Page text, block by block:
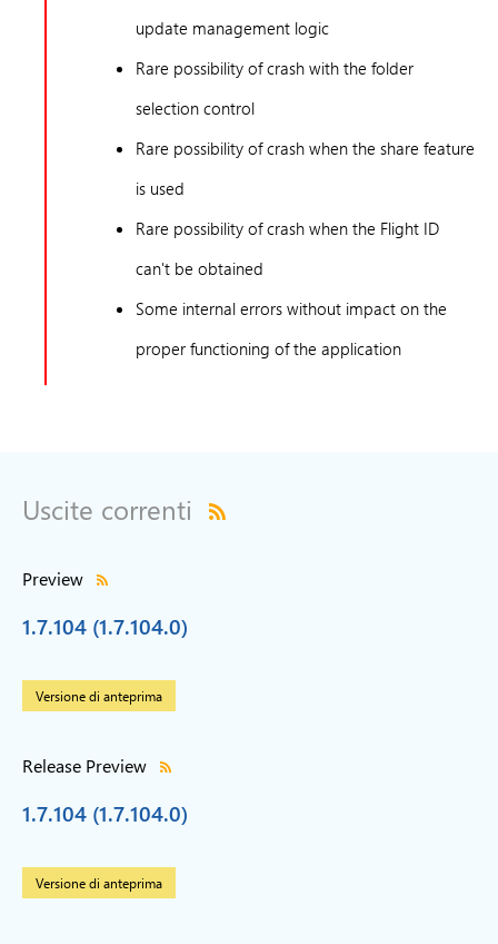
update management logic
Rare possibility of crash with the folder
selection control
Rare possibility of crash when the share feature
is used
Rare possibility of crash when the Flight ID
can't be obtained
Some internal errors without impact on the
proper functioning of the application
Uscite correnti
Preview
1.7.104 (1.7.104.0)
Versione di anteprima
Release Preview
1.7.104 (1.7.104.0)
Versione di anteprima